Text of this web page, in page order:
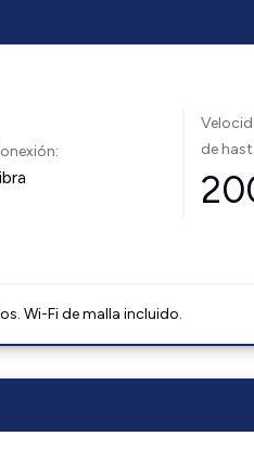
de
Wi-Fi de malla incluido.